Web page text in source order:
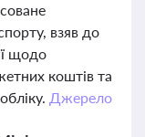
взяв до
щодо
коштів та
Джерело